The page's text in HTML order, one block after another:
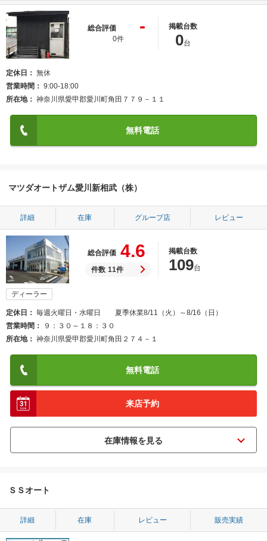
総合評価 -
0件
掲載台数
0台
定休日
無休
営業時間
9:00-18:00
所在地
神奈川県愛甲郡愛川町角田７７９－１１
無料電話
マツダオートザム愛川新相武（株）
詳細 在庫 グループ店 レビュー
総合評価 4.6
件数 11件
掲載台数
109台
ディーラー
定休日
毎週火曜日・水曜日 夏季休業8/11（火）～8/16（日）
営業時間
９：３０～１８：３０
所在地
神奈川県愛甲郡愛川町角田２７４－１
無料電話
来店予約
ＳＳオート
詳細 在庫 レビュー 販売実績